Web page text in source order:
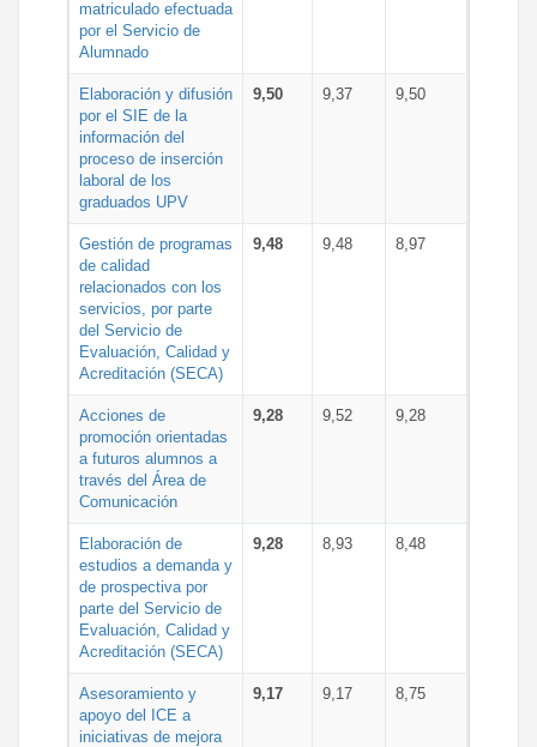
matriculado efectuada
por el Servicio de
Alumnado
Elaboración y difusión
por el SIE de la
información del
proceso de inserción
laboral de los
graduados UPV
9,50 9,37 9,50
Gestión de programas
de calidad
relacionados con los
servicios, por parte
del Servicio de
Evaluación, Calidad y
Acreditación (SECA)
9,48 9,48 8,97
Acciones de
promoción orientadas
a futuros alumnos a
través del Área de
Comunicación
9,28 9,52 9,28
Elaboración de
estudios a demanda y
de prospectiva por
parte del Servicio de
Evaluación, Calidad y
Acreditación (SECA)
9,28 8,93 8,48
Asesoramiento y
apoyo del ICE a
iniciativas de mejora
9,17 9,17 8,75